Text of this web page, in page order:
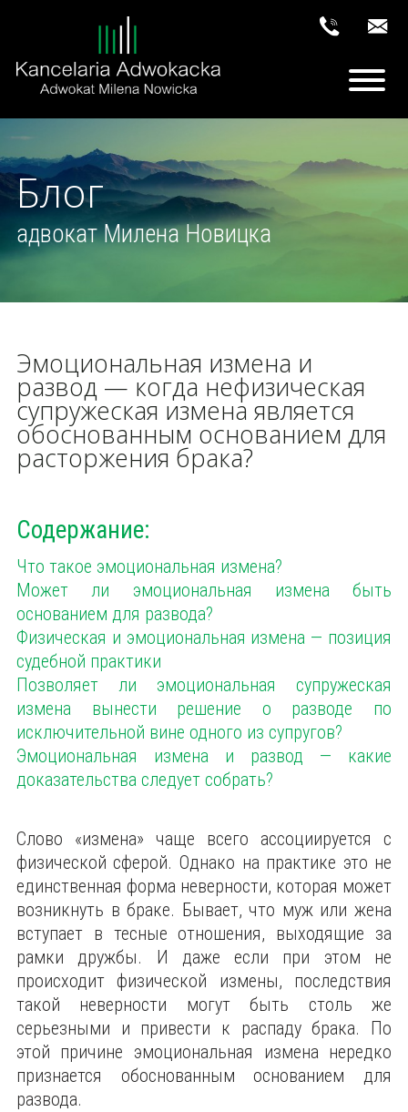
Блог
адвокат Милена Новицка
Эмоциональная измена и
развод — когда нефизическая
супружеская измена является
обоснованным основанием для
расторжения брака?
Содержание:
Что такое эмоциональная измена?
Может ли эмоциональная измена быть
основанием для развода?
Физическая и эмоциональная измена — позиция
судебной практики
Позволяет ли эмоциональная супружеская
измена вынести решение о разводе по
исключительной вине одного из супругов?
Эмоциональная измена и развод — какие
доказательства следует собрать?
Слово «измена» чаще всего ассоциируется с
физической сферой. Однако на практике это не
единственная форма неверности, которая может
возникнуть в браке. Бывает, что муж или жена
вступает в тесные отношения, выходящие за
рамки дружбы. И даже если при этом не
происходит физической измены, последствия
такой неверности могут быть столь же
серьезными и привести к распаду брака. По
этой причине эмоциональная измена нередко
признается обоснованным основанием для
развода.